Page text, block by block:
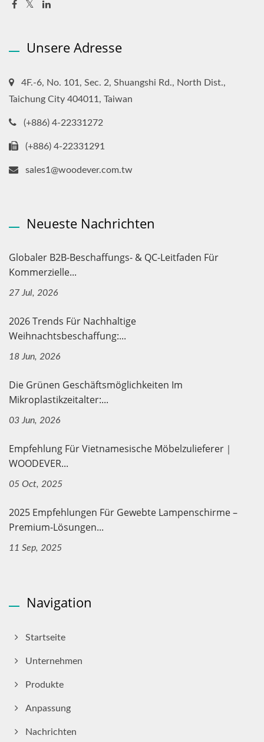
Unsere Adresse
4F.-6, No. 101, Sec. 2, Shuangshi Rd., North Dist.,
Taichung City 404011, Taiwan
(+886) 4-22331272
(+886) 4-22331291
sales1@woodever.com.tw
Neueste Nachrichten
Globaler B2B-Beschaffungs- & QC-Leitfaden Für
Kommerzielle...
27 Jul, 2026
2026 Trends Für Nachhaltige
Weihnachtsbeschaffung:...
18 Jun, 2026
Die Grünen Geschäftsmöglichkeiten Im
Mikroplastikzeitalter:...
03 Jun, 2026
Empfehlung Für Vietnamesische Möbelzulieferer｜
WOODEVER...
05 Oct, 2025
2025 Empfehlungen Für Gewebte Lampenschirme –
Premium-Lösungen...
11 Sep, 2025
Navigation
Startseite
Unternehmen
Produkte
Anpassung
Nachrichten